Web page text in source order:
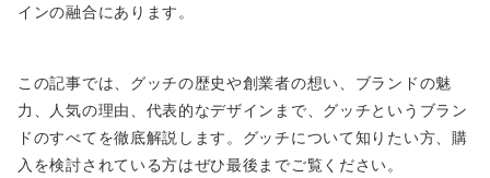
インの融合にあります。
この記事では、グッチの歴史や創業者の想い、ブランドの魅
力、人気の理由、代表的なデザインまで、グッチというブラン
ドのすべてを徹底解説します。グッチについて知りたい方、購
入を検討されている方はぜひ最後までご覧ください。